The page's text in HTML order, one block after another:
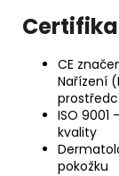
CE
Nařízení
ISO
kvality
pokožku